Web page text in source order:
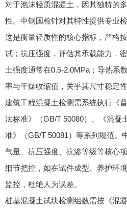
对于泡沫轻质混凝土，因其独特的
性。中钢国检针对其特性提供专业
这是衡量轻质性的核心指标，严格
试；抗压强度，评估其承载能力，
土强度通常在0.5-2.0MPa；导热系
率与干燥收缩值，关乎其尺寸稳定性
建筑工程混凝土检测需系统执行《
法标准》（GB/T 50080）、《混凝
准》（GB/T 50081）等系列规范。
气量、抗压强度、抗渗等级等核心
细节把控，如在试件成型、养护环
监控，杜绝人为误差。
桩基混凝土试块检测组数需按《混